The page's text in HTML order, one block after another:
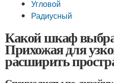
Угловой
Радиусный
Какой шкаф
Прихожая для
расширить